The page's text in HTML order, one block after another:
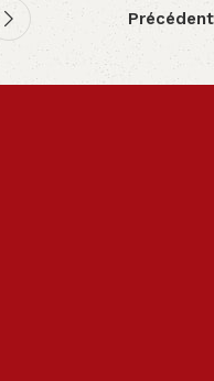
Précédent